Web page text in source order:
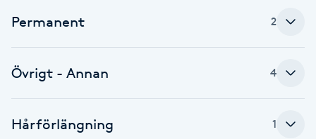
D
Damklippning
Diamantslipning
Permanent 2
Övrigt - Annan 4
Hårförlängning 1